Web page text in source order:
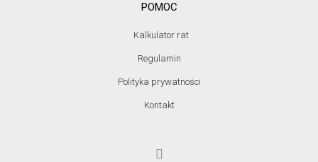
POMOC
Kalkulator rat
Regulamin
Polityka prywatności
Kontakt